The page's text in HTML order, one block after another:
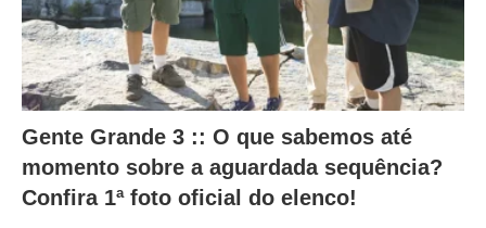
t
e
r
a
m
o
c
Gente Grande 3 :: O que sabemos até
momento sobre a aguardada sequência?
Confira 1ª foto oficial do elenco!